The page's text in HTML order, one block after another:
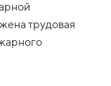
трудовая